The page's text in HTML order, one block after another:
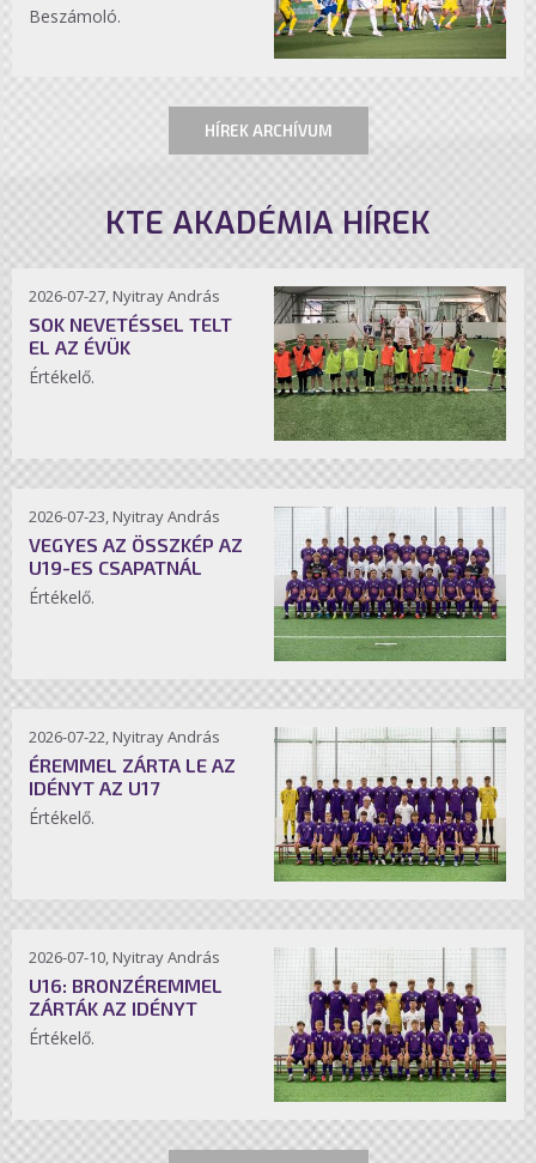
Beszámoló.
HÍREK ARCHÍVUM
KTE AKADÉMIA HÍREK
2026-07-27, Nyitray András
SOK NEVETÉSSEL TELT
EL AZ ÉVÜK
Értékelő.
2026-07-23, Nyitray András
VEGYES AZ ÖSSZKÉP AZ
U19-ES CSAPATNÁL
Értékelő.
2026-07-22, Nyitray András
ÉREMMEL ZÁRTA LE AZ
IDÉNYT AZ U17
Értékelő.
2026-07-10, Nyitray András
U16: BRONZÉREMMEL
ZÁRTÁK AZ IDÉNYT
Értékelő.